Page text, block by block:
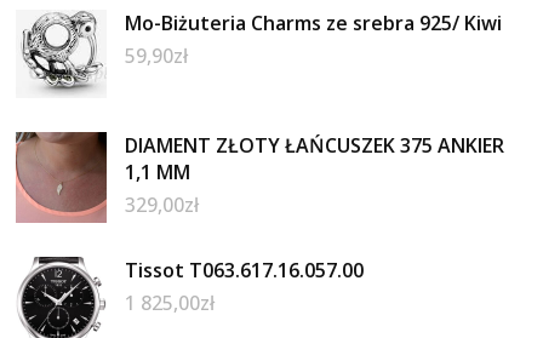
Mo-Biżuteria Charms ze srebra 925/ Kiwi
59,90zł
DIAMENT ZŁOTY ŁAŃCUSZEK 375 ANKIER
1,1 MM
329,00zł
Tissot T063.617.16.057.00
1 825,00zł